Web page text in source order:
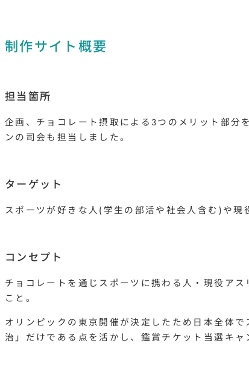
制作サイト概要
担当箇所
企画、チョコレート摂取による3つのメリット部分
ンの司会も担当しました。
ターゲット
スポーツが好きな人(学生の部活や社会人含む)や現
コンセプト
チョコレートを通じスポーツに携わる人・現役ア
こと。
オリンピックの東京開催が決定したため日本全体
治」だけである点を活かし、鑑賞チケット当選キャ